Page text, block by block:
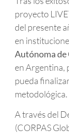
proyecto
del presente
en
Autónoma de
en Argentina,
pueda
metodológica.
A través del
(CORPAS